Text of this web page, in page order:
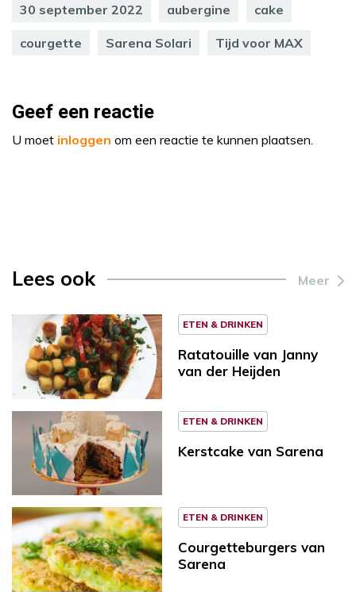
30 september 2022 aubergine cake
courgette Sarena Solari Tijd voor MAX
Geef een reactie
U moet inloggen om een reactie te kunnen plaatsen.
Lees ook Meer
ETEN & DRINKEN
Ratatouille van Janny
van der Heijden
ETEN & DRINKEN
Kerstcake van Sarena
ETEN & DRINKEN
Courgetteburgers van
Sarena